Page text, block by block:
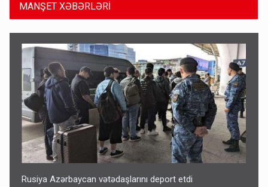
MANŞET XƏBƏRLƏRİ
Rusiya Azərbaycan vətədaşlarını deport etdi